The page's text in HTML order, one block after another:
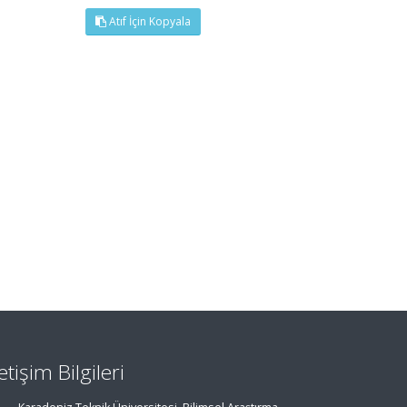
Atıf İçin Kopyala
Bilgileri